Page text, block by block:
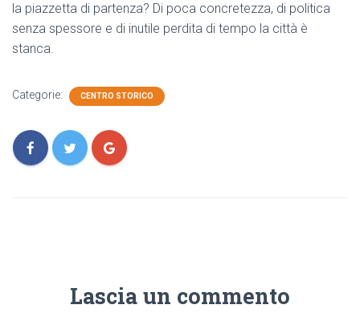
la piazzetta di partenza? Di poca concretezza, di politica
senza spessore e di inutile perdita di tempo la città è
stanca.
Categorie: CENTRO STORICO
Lascia un commento